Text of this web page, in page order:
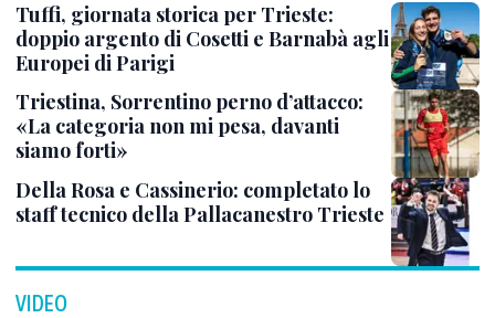
Tuffi, giornata storica per Trieste:
doppio argento di Cosetti e Barnabà agli
Europei di Parigi
Triestina, Sorrentino perno d’attacco:
«La categoria non mi pesa, davanti
siamo forti»
Della Rosa e Cassinerio: completato lo
staff tecnico della Pallacanestro Trieste
VIDEO